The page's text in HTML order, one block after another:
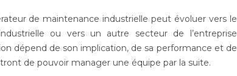
de maintenance industrielle peut évoluer vers le
ou vers un autre secteur de l’entreprise
dépend de son implication, de sa performance et de
de pouvoir manager une équipe par la suite.